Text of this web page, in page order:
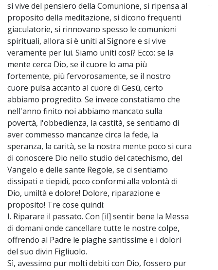
si vive del pensiero della Comunione, si ripensa al
proposito della meditazione, si dicono frequenti
giaculatorie, si rinnovano spesso le comunioni
spirituali, allora si è uniti al Signore e si vive
veramente per lui. Siamo uniti così? Ecco: se la
mente cerca Dio, se il cuore lo ama più
fortemente, più fervorosamente, se il nostro
cuore pulsa accanto al cuore di Gesù, certo
abbiamo progredito. Se invece constatiamo che
nell'anno finito noi abbiamo mancato sulla
povertà, l'obbedienza, la castità, se sentiamo di
aver commesso mancanze circa la fede, la
speranza, la carità, se la nostra mente poco si cura
di conoscere Dio nello studio del catechismo, del
Vangelo e delle sante Regole, se ci sentiamo
dissipati e tiepidi, poco conformi alla volontà di
Dio, umiltà e dolore! Dolore, riparazione e
proposito! Tre cose quindi:
I. Riparare il passato. Con [il] sentir bene la Messa
di domani onde cancellare tutte le nostre colpe,
offrendo al Padre le piaghe santissime e i dolori
del suo divin Figliuolo.
Sì, avessimo pur molti debiti con Dio, fossero pur